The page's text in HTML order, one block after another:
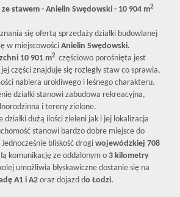
stawem - Anielin Swędowski - 10 904 m2
się ofertą sprzedaży działki budowlanej
w miejscowościAnielin Swędowski.
10 901 m2 częściowo porośnięta jest
części znajduje się rozległy staw co sprawia,
nabiera urokliwego i leśnego charakteru.
działki stanowi zabudowa rekreacyjna,
i tereny zielone.
działki dużą ilości zieleni jak i jej lokalizacja
stanowi bardzo dobre miejsce do
bliskość drogi wojewódzkiej 708
komunikację ze oddalonym o 3 kilometry
umożliwia błyskawiczne dostanie się na
A1 i A2oraz dojazd do Łodzi.